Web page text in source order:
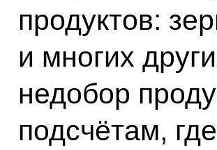
продуктов:
и многих
недобор
подсчётам,